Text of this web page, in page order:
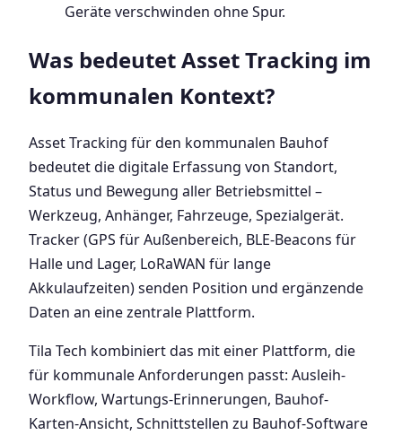
Geräte verschwinden ohne Spur.
Was bedeutet Asset Tracking im
kommunalen Kontext?
Asset Tracking für den kommunalen Bauhof
bedeutet die digitale Erfassung von Standort,
Status und Bewegung aller Betriebsmittel –
Werkzeug, Anhänger, Fahrzeuge, Spezialgerät.
Tracker (GPS für Außenbereich, BLE-Beacons für
Halle und Lager, LoRaWAN für lange
Akkulaufzeiten) senden Position und ergänzende
Daten an eine zentrale Plattform.
Tila Tech kombiniert das mit einer Plattform, die
für kommunale Anforderungen passt: Ausleih-
Workflow, Wartungs-Erinnerungen, Bauhof-
Karten-Ansicht, Schnittstellen zu Bauhof-Software